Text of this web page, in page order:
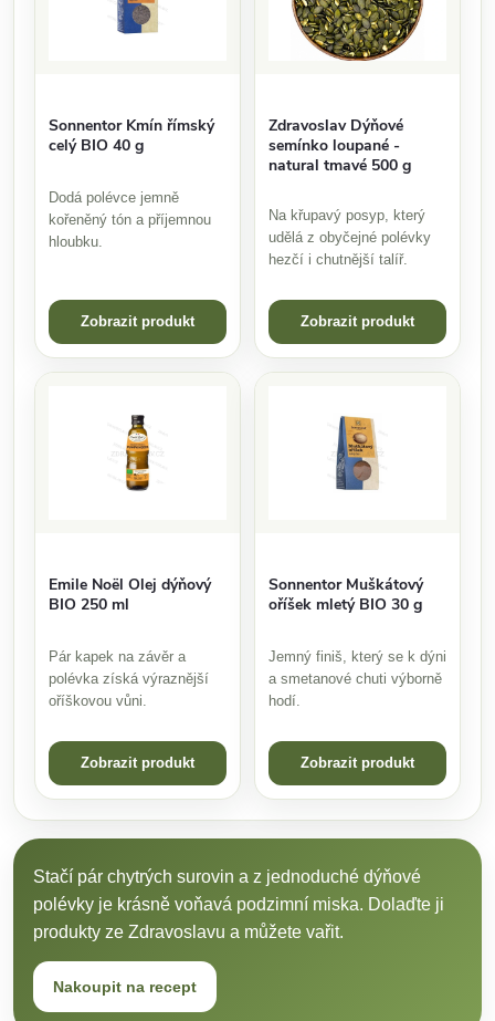
Sonnentor Kmín římský
celý BIO 40 g
Dodá polévce jemně
kořeněný tón a příjemnou
hloubku.
Zobrazit produkt
Zdravoslav Dýňové
semínko loupané -
natural tmavé 500 g
Na křupavý posyp, který
udělá z obyčejné polévky
hezčí i chutnější talíř.
Zobrazit produkt
Emile Noël Olej dýňový
BIO 250 ml
Pár kapek na závěr a
polévka získá výraznější
oříškovou vůni.
Zobrazit produkt
Sonnentor Muškátový
oříšek mletý BIO 30 g
Jemný finiš, který se k dýni
a smetanové chuti výborně
hodí.
Zobrazit produkt
Stačí pár chytrých surovin a z jednoduché dýňové
polévky je krásně voňavá podzimní miska. Dolaďte ji
produkty ze Zdravoslavu a můžete vařit.
Nakoupit na recept